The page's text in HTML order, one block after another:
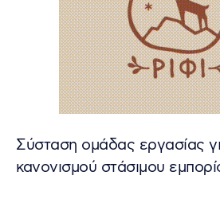
Σύσταση ομάδας εργασίας
κανονισμού στάσιμου